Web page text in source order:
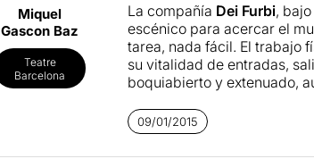
Miquel
Gascon Baz
Teatre
Barcelona
La compañía Dei Furbi,
escénico para acercar el
tarea, nada fácil. El trabajo
su vitalidad de entradas,
boquiabierto y extenuado,
Desgraciadamente lo que
09/01/2015